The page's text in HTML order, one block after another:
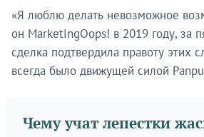
«Я люблю делать невозможное
он MarketingOops! в 2019 году, за
сделка подтвердила правоту этих
всегда было движущей силой
Чему учат лепестки